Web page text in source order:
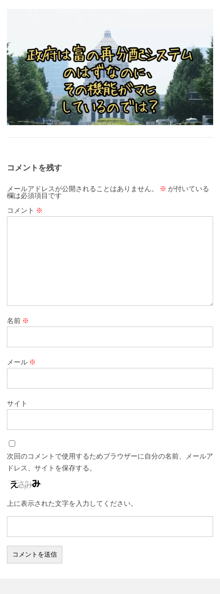
コメントを残す
メールアドレスが公開されることはありません。 ※ が付いている
欄は必須項目です
コメント ※
名前 ※
メール ※
サイト
次回のコメントで使用するためブラウザーに自分の名前、メールア
ドレス、サイトを保存する。
上に表示された文字を入力してください。